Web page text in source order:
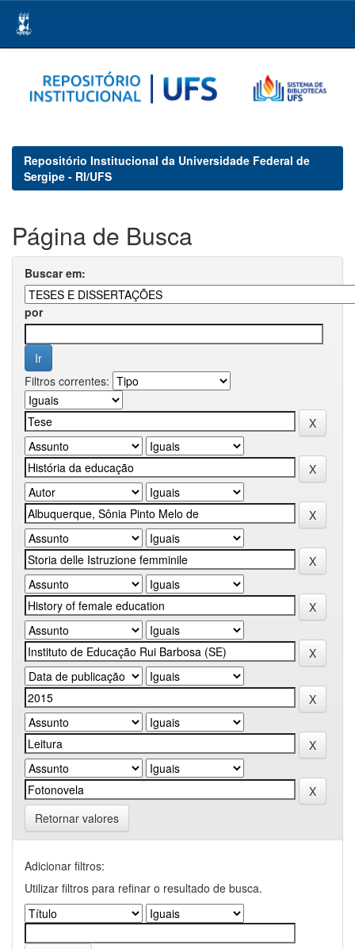
navigation
Repositório Institucional da Universidade Federal de
Sergipe - RI/UFS
Página de Busca
Buscar em:
por
Filtros correntes:
Retornar valores
Adicionar filtros:
Utilizar filtros para refinar o resultado de busca.